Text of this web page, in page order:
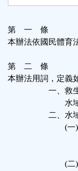
第 一 條
本辦法依國民體育
第 二 條
本辦法用詞，定義
一、救生員：
水域救生工
二、水域︰指
(一) 游泳池︰
平方公尺以
型運動
(二) 開放性水